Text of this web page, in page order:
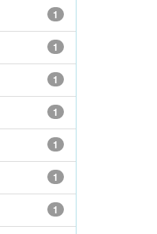
1
1
1
1
1
1
1